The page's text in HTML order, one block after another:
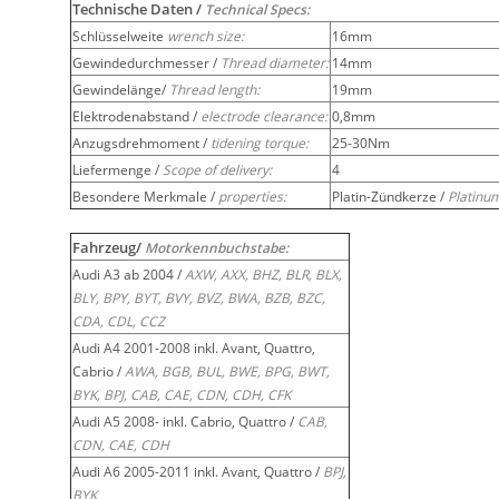
Technische Daten / Technical Specs:
Schlüsselweite wrench size:
16mm
Gewindedurchmesser / Thread diameter: 14mm
Gewindelänge/ Thread length:
19mm
Elektrodenabstand / electrode clearance: 0,8mm
Anzugsdrehmoment / tidening torque:
25-30Nm
Liefermenge / Scope of delivery:
4
Besondere Merkmale / properties: Platin-Zündkerze /
Fahrzeug/ Motorkennbuchstabe:
Audi A3 ab 2004 /AXW, AXX, BHZ, BLR, BLX,
BLY, BPY, BYT, BVY, BVZ, BWA, BZB, BZC,
CDA, CDL, CCZ
Audi A4 2001-2008 inkl. Avant, Quattro,
Cabrio /AWA, BGB, BUL, BWE, BPG, BWT,
BYK, BPJ, CAB, CAE, CDN, CDH, CFK
Audi A5 2008- inkl. Cabrio, Quattro / CAB,
CDN, CAE, CDH
Audi A6 2005-2011 inkl. Avant, Quattro / BPJ,
BYK